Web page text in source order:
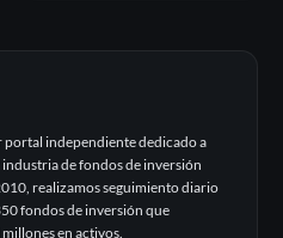
portal independiente dedicado a
de fondos de inversión
realizamos seguimiento diario
fondos de inversión que
en activos.